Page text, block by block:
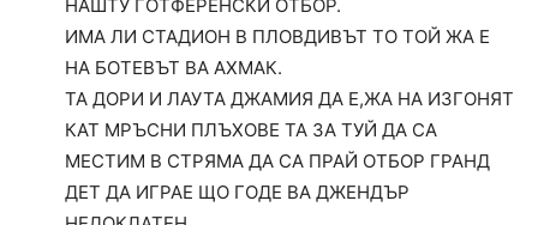
НАШТУ ГОТФЕРЕНСКИ ОТБОР.
ИМА ЛИ СТАДИОН В ПЛОВДИВЪТ ТО ТОЙ ЖА Е
НА БОТЕВЪТ ВА АХМАК.
ТА ДОРИ И ЛАУТА ДЖАМИЯ ДА Е,ЖА НА ИЗГОНЯТ
КАТ МРЪСНИ ПЛЪХОВЕ ТА ЗА ТУЙ ДА СА
МЕСТИМ В СТРЯМА ДА СА ПРАЙ ОТБОР ГРАНД
ДЕТ ДА ИГРАЕ ЩО ГОДЕ ВА ДЖЕНДЪР